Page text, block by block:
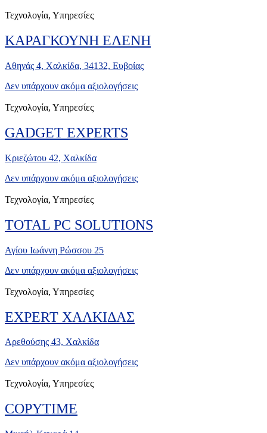
Τεχνολογία, Υπηρεσίες
ΚΑΡΑΓΚΟΥΝΗ ΕΛΕΝΗ
Αθηνάς 4, Χαλκίδα, 34132, Ευβοίας
Δεν υπάρχουν ακόμα αξιολογήσεις
Τεχνολογία, Υπηρεσίες
GADGET EXPERTS
Κριεζώτου 42, Χαλκίδα
Δεν υπάρχουν ακόμα αξιολογήσεις
Τεχνολογία, Υπηρεσίες
TOTAL PC SOLUTIONS
Αγίου Ιωάννη Ρώσσου 25
Δεν υπάρχουν ακόμα αξιολογήσεις
Τεχνολογία, Υπηρεσίες
EXPERT ΧΑΛΚΙΔΑΣ
Αρεθούσης 43, Χαλκίδα
Δεν υπάρχουν ακόμα αξιολογήσεις
Τεχνολογία, Υπηρεσίες
COPYTIME